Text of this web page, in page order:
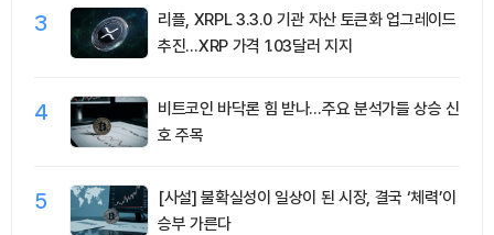
3
리플, XRPL 3.3.0 기관 자산 토큰화 업그레이드
추진…XRP 가격 1.03달러 지지
4
비트코인 바닥론 힘 받나…주요 분석가들 상승 신
호 주목
5
[사설] 불확실성이 일상이 된 시장, 결국 ‘체력’이
승부 가른다